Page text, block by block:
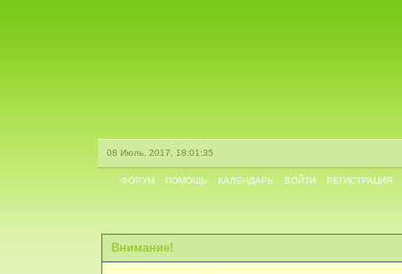
08 Июль, 2017, 18:01:35
ФОРУМ ПОМОЩЬ КАЛЕНДАРЬ ВОЙТИ РЕГИСТРАЦИЯ
Внимание!